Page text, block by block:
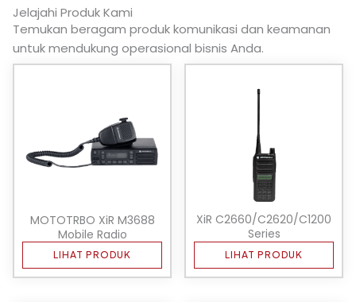
Jelajahi Produk Kami
Temukan beragam produk komunikasi dan keamanan
untuk mendukung operasional bisnis Anda.
MOTOTRBO XiR M3688
Mobile Radio
LIHAT PRODUK
XiR C2660/C2620/C1200
Series
LIHAT PRODUK